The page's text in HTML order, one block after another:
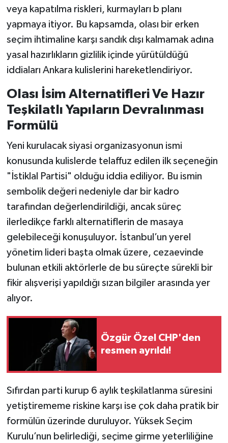
veya kapatılma riskleri, kurmayları b planı
yapmaya itiyor. Bu kapsamda, olası bir erken
seçim ihtimaline karşı sandık dışı kalmamak adına
yasal hazırlıkların gizlilik içinde yürütüldüğü
iddiaları Ankara kulislerini hareketlendiriyor.
Olası İsim Alternatifleri Ve Hazır
Teşkilatlı Yapıların Devralınması
Formülü
Yeni kurulacak siyasi organizasyonun ismi
konusunda kulislerde telaffuz edilen ilk seçeneğin
"İstiklal Partisi" olduğu iddia ediliyor. Bu ismin
sembolik değeri nedeniyle dar bir kadro
tarafından değerlendirildiği, ancak süreç
ilerledikçe farklı alternatiflerin de masaya
gelebileceği konuşuluyor. İstanbul’un yerel
yönetim lideri başta olmak üzere, cezaevinde
bulunan etkili aktörlerle de bu süreçte sürekli bir
fikir alışverişi yapıldığı sızan bilgiler arasında yer
alıyor.
Özgür Özel CHP'den
resmen ayrıldı!
Sıfırdan parti kurup 6 aylık teşkilatlanma süresini
yetiştirememe riskine karşı ise çok daha pratik bir
formülün üzerinde duruluyor. Yüksek Seçim
Kurulu’nun belirlediği, seçime girme yeterliliğine